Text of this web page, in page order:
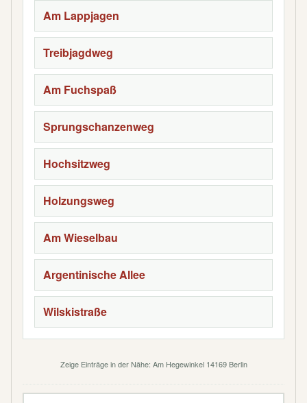
Am Lappjagen
Treibjagdweg
Am Fuchspaß
Sprungschanzenweg
Hochsitzweg
Holzungsweg
Am Wieselbau
Argentinische Allee
Wilskistraße
Zeige Einträge in der Nähe: Am Hegewinkel 14169 Berlin